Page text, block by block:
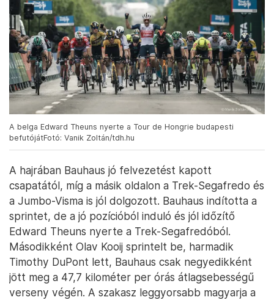
A belga Edward Theuns nyerte a Tour de Hongrie budapesti
befutójátFotó: Vanik Zoltán/tdh.hu
A hajrában Bauhaus jó felvezetést kapott
csapatától, míg a másik oldalon a Trek-Segafredo és
a Jumbo-Visma is jól dolgozott. Bauhaus indította a
sprintet, de a jó pozícióból induló és jól időzítő
Edward Theuns nyerte a Trek-Segafredóból.
Másodikként Olav Kooij sprintelt be, harmadik
Timothy DuPont lett, Bauhaus csak negyedikként
jött meg a 47,7 kilométer per órás átlagsebességű
verseny végén. A szakasz leggyorsabb magyarja a